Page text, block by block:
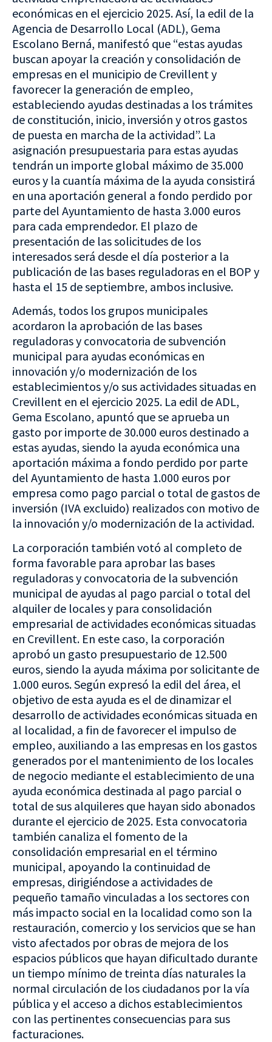
económicas en el ejercicio 2025. Así, la edil de la
Agencia de Desarrollo Local (ADL), Gema
Escolano Berná, manifestó que “estas ayudas
buscan apoyar la creación y consolidación de
empresas en el municipio de Crevillent y
favorecer la generación de empleo,
estableciendo ayudas destinadas a los trámites
de constitución, inicio, inversión y otros gastos
de puesta en marcha de la actividad”. La
asignación presupuestaria para estas ayudas
tendrán un importe global máximo de 35.000
euros y la cuantía máxima de la ayuda consistirá
en una aportación general a fondo perdido por
parte del Ayuntamiento de hasta 3.000 euros
para cada emprendedor. El plazo de
presentación de las solicitudes de los
interesados será desde el día posterior a la
publicación de las bases reguladoras en el BOP y
hasta el 15 de septiembre, ambos inclusive.
Además, todos los grupos municipales
acordaron la aprobación de las bases
reguladoras y convocatoria de subvención
municipal para ayudas económicas en
innovación y/o modernización de los
establecimientos y/o sus actividades situadas en
Crevillent en el ejercicio 2025. La edil de ADL,
Gema Escolano, apuntó que se aprueba un
gasto por importe de 30.000 euros destinado a
estas ayudas, siendo la ayuda económica una
aportación máxima a fondo perdido por parte
del Ayuntamiento de hasta 1.000 euros por
empresa como pago parcial o total de gastos de
inversión (IVA excluido) realizados con motivo de
la innovación y/o modernización de la actividad.
La corporación también votó al completo de
forma favorable para aprobar las bases
reguladoras y convocatoria de la subvención
municipal de ayudas al pago parcial o total del
alquiler de locales y para consolidación
empresarial de actividades económicas situadas
en Crevillent. En este caso, la corporación
aprobó un gasto presupuestario de 12.500
euros, siendo la ayuda máxima por solicitante de
1.000 euros. Según expresó la edil del área, el
objetivo de esta ayuda es el de dinamizar el
desarrollo de actividades económicas situada en
al localidad, a fin de favorecer el impulso de
empleo, auxiliando a las empresas en los gastos
generados por el mantenimiento de los locales
de negocio mediante el establecimiento de una
ayuda económica destinada al pago parcial o
total de sus alquileres que hayan sido abonados
durante el ejercicio de 2025. Esta convocatoria
también canaliza el fomento de la
consolidación empresarial en el término
municipal, apoyando la continuidad de
empresas, dirigiéndose a actividades de
pequeño tamaño vinculadas a los sectores con
más impacto social en la localidad como son la
restauración, comercio y los servicios que se han
visto afectados por obras de mejora de los
espacios públicos que hayan dificultado durante
un tiempo mínimo de treinta días naturales la
normal circulación de los ciudadanos por la vía
pública y el acceso a dichos establecimientos
con las pertinentes consecuencias para sus
facturaciones.